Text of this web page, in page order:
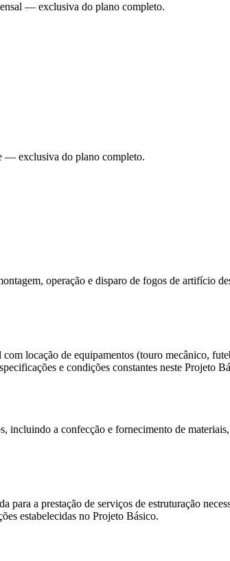
— exclusiva do plano completo.
— exclusiva do plano completo.
operação e disparo de fogos de artifício
locação de equipamentos (touro mecânico,
e condições constantes neste Projeto
incluindo a confecção e fornecimento de
para a prestação de serviços de estruturação
estabelecidas no Projeto Básico.